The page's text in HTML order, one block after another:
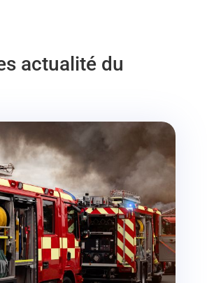
actualité du